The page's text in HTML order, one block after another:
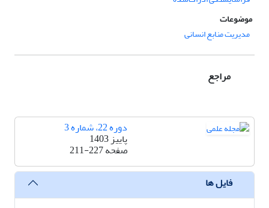
موضوعات
مدیریت منابع انسانی
مراجع
دوره 22، شماره 3
پاییز 1403
صفحه211-227
فایل ها